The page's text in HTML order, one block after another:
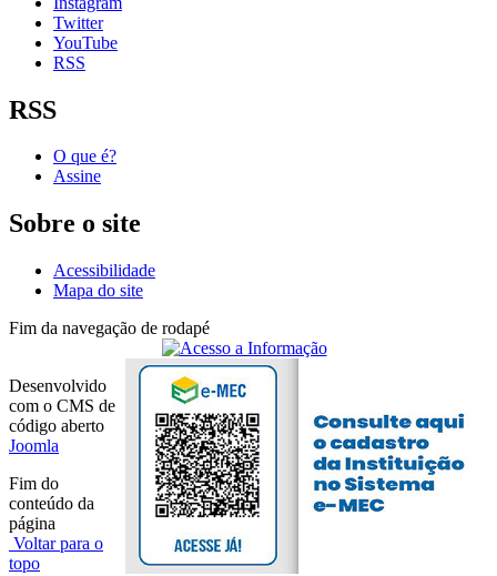
Twitter
YouTube
RSS
RSS
O que é?
Assine
Sobre o site
Acessibilidade
Mapa do site
Fim da navegação de rodapé
Desenvolvido
com o CMS de
código aberto
Joomla
Fim do
conteúdo da
página
Voltar para o
topo